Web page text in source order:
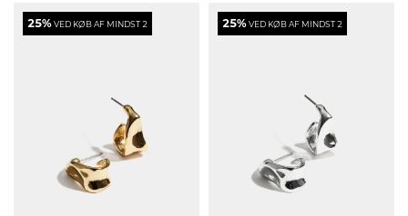
25%VED KØB AF MINDST 2 25%VED KØB AF MINDST 2